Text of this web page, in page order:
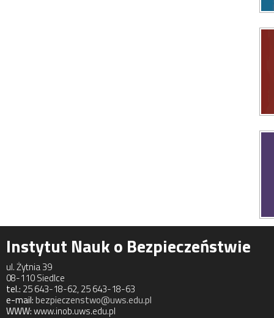
Instytut Nauk o Bezpieczeństwie
ul. Żytnia 39
08-110 Siedlce
tel.: 25 643-18-62, 25 643-18-63
e-mail:bezpieczenstwo@uws.edu.pl
WWW:www.inob.uws.edu.pl